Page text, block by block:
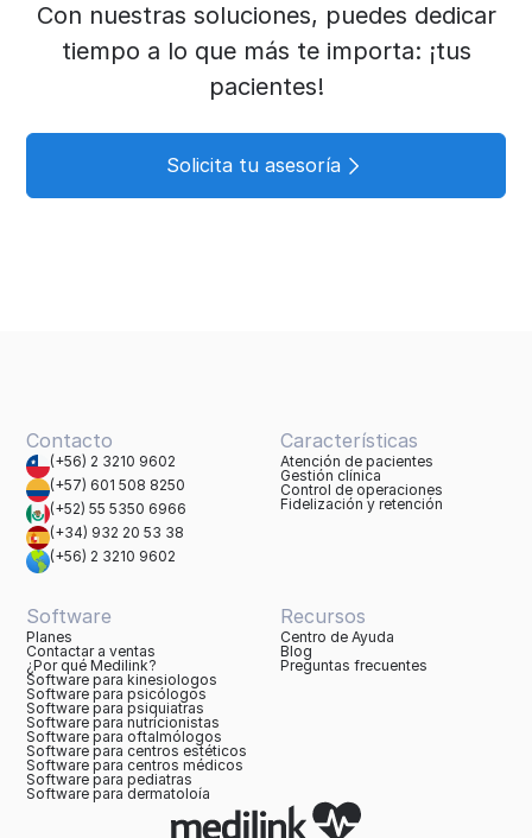
Con nuestras soluciones, puedes dedicar
tiempo a lo que más te importa: ¡tus
pacientes!
Solicita tu asesoría
Contacto
(+56) 2 3210 9602
(+57) 601 508 8250
(+52) 55 5350 6966
(+34) 932 20 53 38
(+56) 2 3210 9602
Características
Atención de pacientes
Gestión clínica
Control de operaciones
Fidelización y retención
Software
Planes
Contactar a ventas
¿Por qué Medilink?
Software para kinesiologos
Software para psicólogos
Software para psiquiatras
Software para nutricionistas
Software para oftalmólogos
Software para centros estéticos
Software para centros médicos
Software para pediatras
Software para dermatoloía
Recursos
Centro de Ayuda
Blog
Preguntas frecuentes